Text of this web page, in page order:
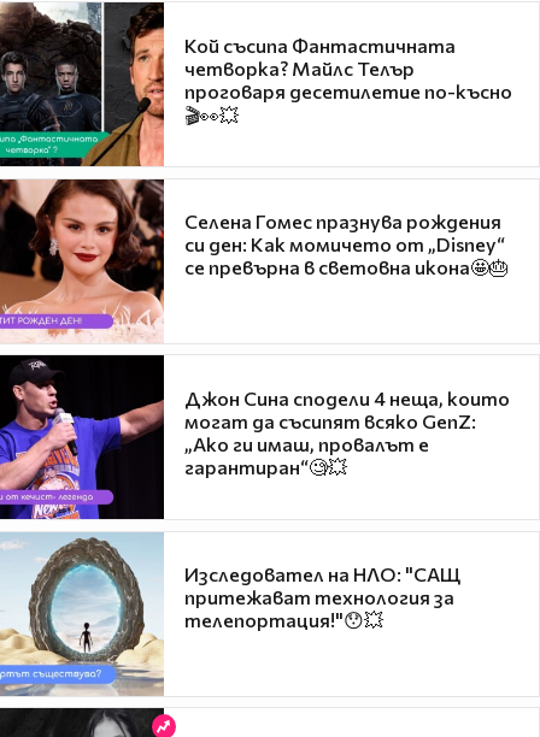
Кой съсипа Фантастичната
четворка? Майлс Телър
проговаря десетилетие по-късно
🎬👀💥
Селена Гомес празнува рождения
си ден: Как момичето от „Disney“
се превърна в световна икона🤩🎂
Джон Сина сподели 4 неща, които
могат да съсипят всяко GenZ:
„Ако ги имаш, провалът е
гарантиран“🧐💥
Изследовател на НЛО: "САЩ
притежават технология за
телепортация!"😯💥